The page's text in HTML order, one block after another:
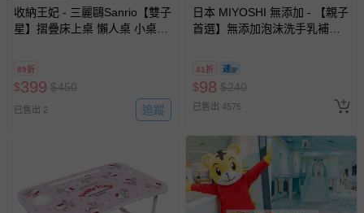
收納王妃 - 三麗鷗Sanrio【雙子
星】摺疊床上桌 懶人桌 小桌子
89折
$399 $450
已售出 2 追蹤
日本 MIYOSHI 無添加 - 【親子
首選】無添加泡沫洗手乳補充
41折
$98 $240
已售出 4575